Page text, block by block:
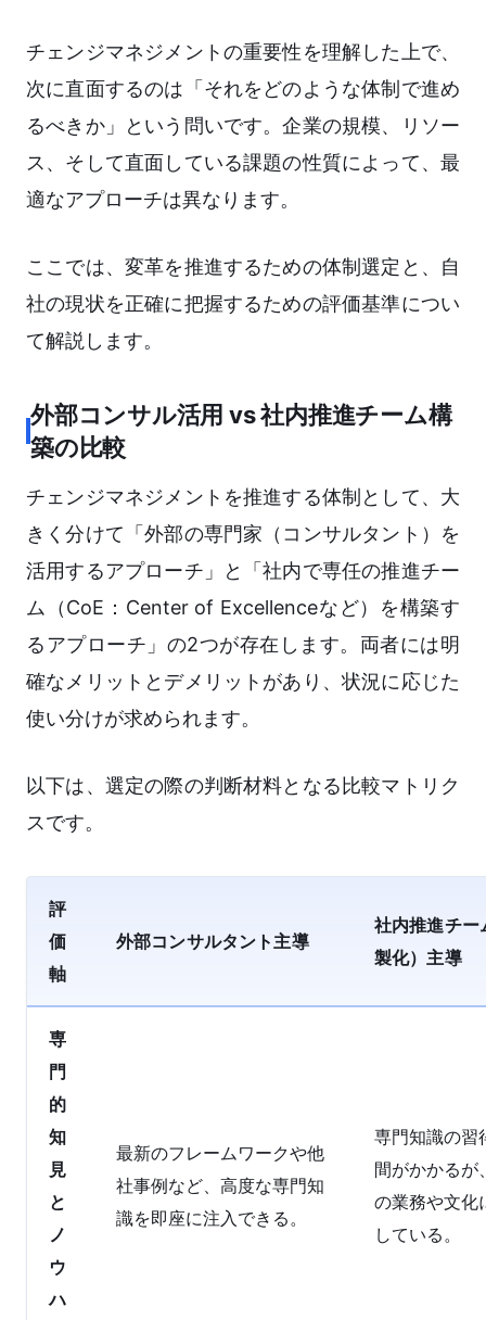
チェンジマネジメントの重要性を理解した上で、
次に直面するのは「それをどのような体制で進め
るべきか」という問いです。企業の規模、リソー
ス、そして直面している課題の性質によって、最
適なアプローチは異なります。
ここでは、変革を推進するための体制選定と、自
社の現状を正確に把握するための評価基準につい
て解説します。
外部コンサル活用 vs 社内推進チーム構
築の比較
チェンジマネジメントを推進する体制として、大
きく分けて「外部の専門家（コンサルタント）を
活用するアプローチ」と「社内で専任の推進チー
ム（CoE：Center of Excellenceなど）を構築す
るアプローチ」の2つが存在します。両者には明
確なメリットとデメリットがあり、状況に応じた
使い分けが求められます。
以下は、選定の際の判断材料となる比較マトリク
スです。
評
価
軸
外部コンサルタント主導
社内推進チー
製化）主導
専
門
的
知
見
と
ノ
ウ
ハ
最新のフレームワークや他
社事例など、高度な専門知
識を即座に注入できる。
専門知識の習
間がかかるが
の業務や文化
している。